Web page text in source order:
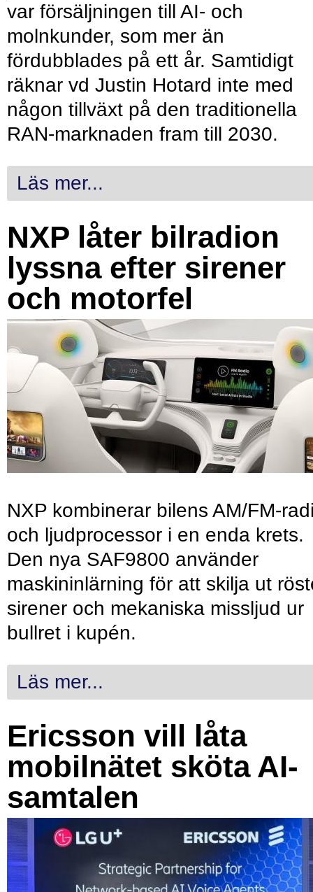
var försäljningen till AI- och
molnkunder, som mer än
fördubblades på ett år. Samtidigt
räknar vd Justin Hotard inte med
någon tillväxt på den traditionella
RAN-marknaden fram till 2030.
Läs mer...
NXP låter bilradion
lyssna efter sirener
och motorfel
NXP kombinerar bilens AM/FM-
och ljudprocessor i en enda krets.
Den nya SAF9800 använder
maskininlärning för att skilja ut
sirener och mekaniska missljud ur
bullret i kupén.
Läs mer...
Ericsson vill låta
mobilnätet sköta AI-
samtalen